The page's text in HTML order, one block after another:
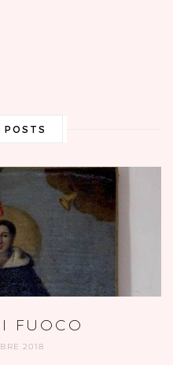
POSTS
FUOCO
2018